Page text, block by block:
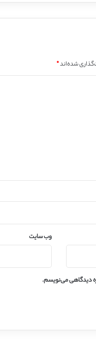
شده‌اند*
وب‌ سایت
دیدگاهی می‌نویسم.